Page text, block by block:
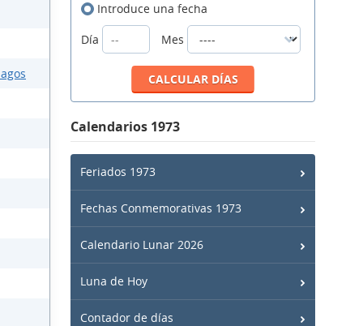
Introduce una fecha
Día
Mes
Calendarios 1973
Feriados 1973
Fechas Conmemorativas 1973
Calendario Lunar 2026
Luna de Hoy
Contador de días